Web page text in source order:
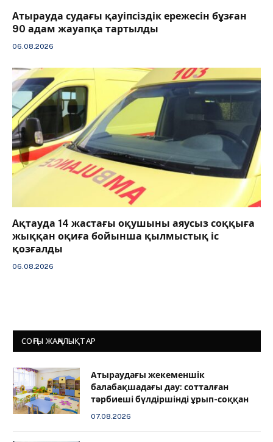
Атырауда судағы қауіпсіздік ережесін бұзған
90 адам жауапқа тартылды
06.08.2026
Ақтауда 14 жастағы оқушыны аяусыз соққыға
жыққан оқиға бойынша қылмыстық іс
қозғалды
06.08.2026
СОҢҒЫ ЖАҢАЛЫҚТАР
Атыраудағы жекеменшік
балабақшадағы дау: сотталған
тәрбиеші бүлдіршінді ұрып-соққан
07.08.2026